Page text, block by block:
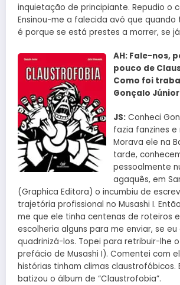
inquietação de principiante. Repudio o
Ensinou-me a falecida avó que
é porque se está prestes a morrer, se
AH: Fale-nos,
pouco de
Como foi
Gonçalo
JS: Conheci
fazia fanzines
Morava ele na
tarde,
pessoalmente
agaquês, em
(Graphica Editora) o incumbiu de
trajetória profissional no Musashi I.
me que ele tinha centenas de roteiros
escolheria alguns para me enviar, se eu
quadrinizá-los. Topei para retribuir-lhe
prefácio de Musashi I). Comentei com
histórias tinham climas claustrofóbicos.
batizou o álbum de “Claustrofobia”.